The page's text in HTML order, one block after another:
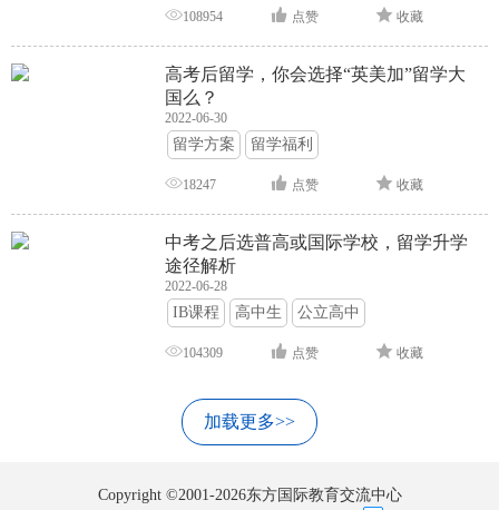
108954 点赞 收藏
高考后留学，你会选择“英美加”留学大
国么？
2022-06-30
留学方案 留学福利
18247 点赞 收藏
中考之后选普高或国际学校，留学升学
途径解析
2022-06-28
IB课程 高中生 公立高中
104309 点赞 收藏
加载更多>>
Copyright ©2001-2026东方国际教育交流中心